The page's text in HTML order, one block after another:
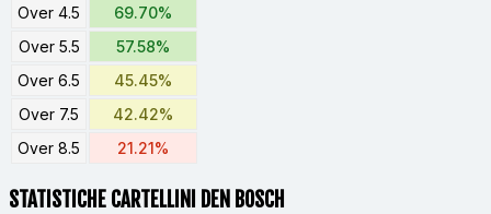
Over 4.5
69.70%
Over 5.5
57.58%
Over 6.5
45.45%
Over 7.5
42.42%
Over 8.5
21.21%
STATISTICHE CARTELLINI DEN BOSCH